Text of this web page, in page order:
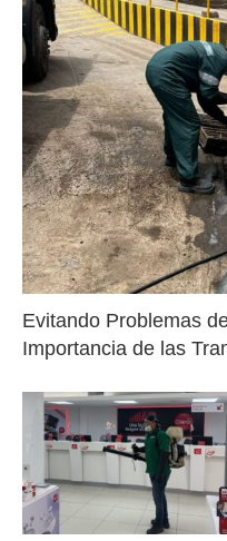
Evitando Problemas
Importancia de las